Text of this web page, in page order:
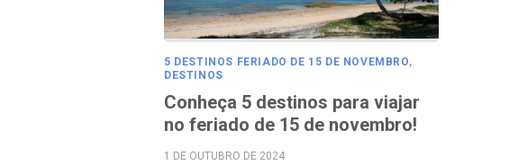
5 DESTINOS FERIADO DE 15 DE NOVEMBRO,
DESTINOS
Conheça 5 destinos para viajar
no feriado de 15 de novembro!
POSTED
1 DE OUTUBRO DE 2024